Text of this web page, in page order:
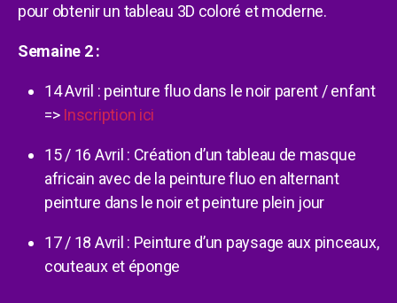
pour obtenir un tableau 3D coloré et moderne.
Semaine 2 :
14 Avril : peinture fluo dans le noir parent / enfant
=> Inscription ici
15 / 16 Avril : Création d’un tableau de masque
africain avec de la peinture fluo en alternant
peinture dans le noir et peinture plein jour
17 / 18 Avril : Peinture d’un paysage aux pinceaux,
couteaux et éponge